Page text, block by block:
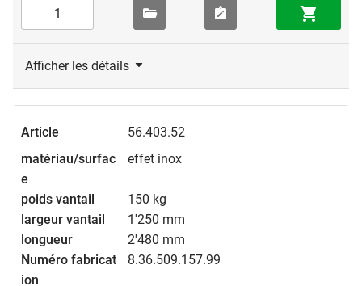
Afficher les détails
56.403.52
effet inox
150 kg
1'250 mm
2'480 mm
8.36.509.157.99